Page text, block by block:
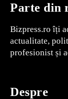
Parte din
Bizpress.ro îți
actualitate,
profesionist și
Despre